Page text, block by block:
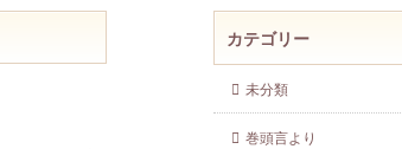
カテゴリー
未分類
巻頭言より